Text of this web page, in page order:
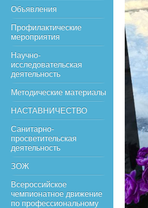
Объявления
Профилактические
мероприятия
Научно-
исследовательская
деятельность
Методические материалы
НАСТАВНИЧЕСТВО
Санитарно-
просветительская
деятельность
ЗОЖ
Всероссийское
чемпионатное движение
по профессиональному